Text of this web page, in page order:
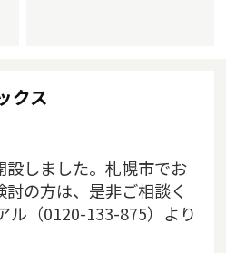
クス
しました。札幌市でお
の方は、是非ご相談く
ル（0120-133-875）より